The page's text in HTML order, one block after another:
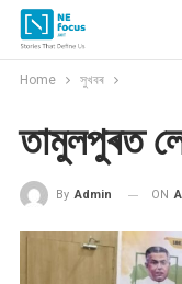
Home সুখবৰ
তামুলপুৰত
By Admin ON